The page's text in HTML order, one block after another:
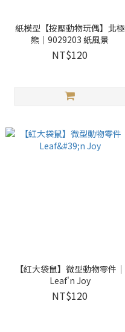
紙模型【按壓動物玩偶】北極
熊｜9029203 紙風景
NT$120
【紅大袋鼠】微型動物零件｜
Leaf'n Joy
NT$120